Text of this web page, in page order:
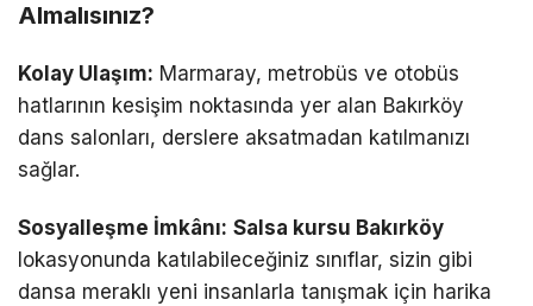
Almalısınız?
Kolay Ulaşım: Marmaray, metrobüs ve otobüs
hatlarının kesişim noktasında yer alan Bakırköy
dans salonları, derslere aksatmadan katılmanızı
sağlar.
Sosyalleşme İmkânı: Salsa kursu Bakırköy
lokasyonunda katılabileceğiniz sınıflar, sizin gibi
dansa meraklı yeni insanlarla tanışmak için harika